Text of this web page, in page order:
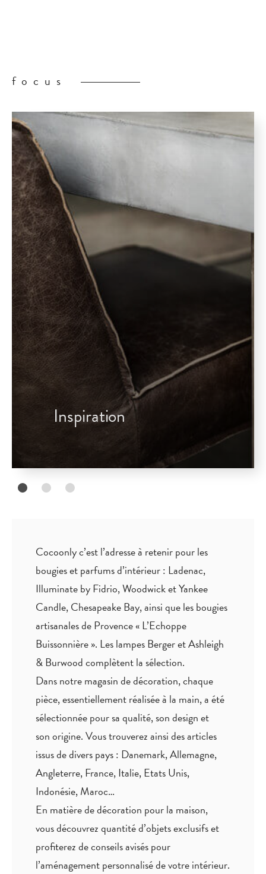
focus
Inspiration
Cocoonly c’est l’adresse à retenir pour les
bougies et parfums d’intérieur : Ladenac,
Illuminate by Fidrio, Woodwick et Yankee
Candle, Chesapeake Bay, ainsi que les bougies
artisanales de Provence « L’Echoppe
Buissonnière ». Les lampes Berger et Ashleigh
& Burwood complètent la sélection.
Dans notre magasin de décoration, chaque
pièce,essentiellement réalisée à la main, a été
sélectionnée pour sa qualité, son design et
son origine. Vous trouverez ainsi des articles
issus de divers pays : Danemark, Allemagne,
Angleterre, France, Italie, Etats Unis,
Indonésie, Maroc…
En matière de décoration pour la maison,
vous découvrez quantitéd’objets exclusifset
profiterez deconseils aviséspour
l’aménagement personnalisé de votre intérieur.